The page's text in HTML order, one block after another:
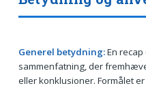
Generel betydning:En recap
sammenfatning, der
eller konklusioner. Formålet